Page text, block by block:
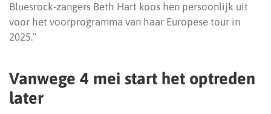
Bluesrock-zangers Beth Hart koos hen persoonlijk uit
voor het voorprogramma van haar Europese tour in
2025.”
Vanwege 4 mei start het optreden
later